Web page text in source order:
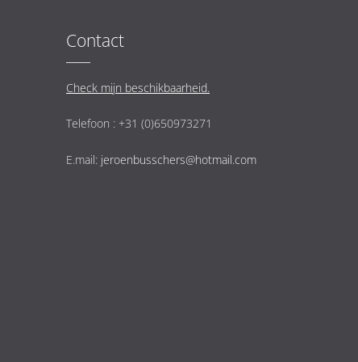
Contact
Check mijn beschikbaarheid.
Telefoon : +31 (0)650973271
E.mail: jeroenbusschers@hotmail.com